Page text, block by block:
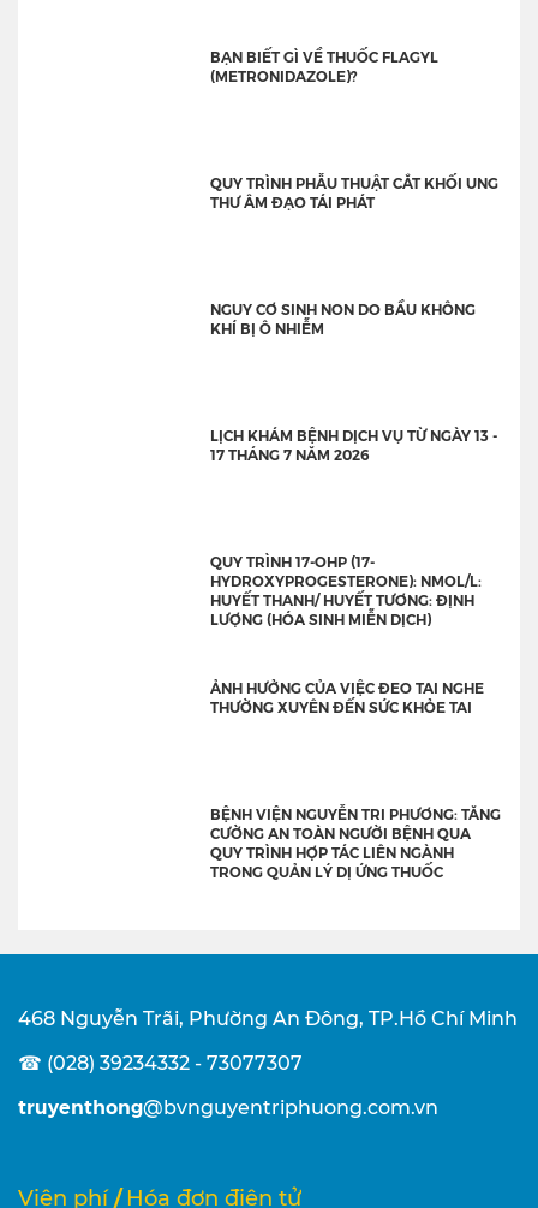
BẠN BIẾT GÌ VỀ THUỐC FLAGYL
(METRONIDAZOLE)?
QUY TRÌNH PHẪU THUẬT CẮT KHỐI UNG
THƯ ÂM ĐẠO TÁI PHÁT
NGUY CƠ SINH NON DO BẦU KHÔNG
KHÍ BỊ Ô NHIỄM
LỊCH KHÁM BỆNH DỊCH VỤ TỪ NGÀY 13 -
17 THÁNG 7 NĂM 2026
QUY TRÌNH 17-OHP (17-
HYDROXYPROGESTERONE): NMOL/L:
HUYẾT THANH/ HUYẾT TƯƠNG: ĐỊNH
LƯỢNG (HÓA SINH MIỄN DỊCH)
ẢNH HƯỞNG CỦA VIỆC ĐEO TAI NGHE
THƯỜNG XUYÊN ĐẾN SỨC KHỎE TAI
BỆNH VIỆN NGUYỄN TRI PHƯƠNG: TĂNG
CƯỜNG AN TOÀN NGƯỜI BỆNH QUA
QUY TRÌNH HỢP TÁC LIÊN NGÀNH
TRONG QUẢN LÝ DỊ ỨNG THUỐC
468 Nguyễn Trãi, Phường An Đông, TP.Hồ Chí Minh
☎ (028) 39234332 - 73077307
truyenthong@bvnguyentriphuong.com.vn
Viện phí / Hóa đơn điện tử